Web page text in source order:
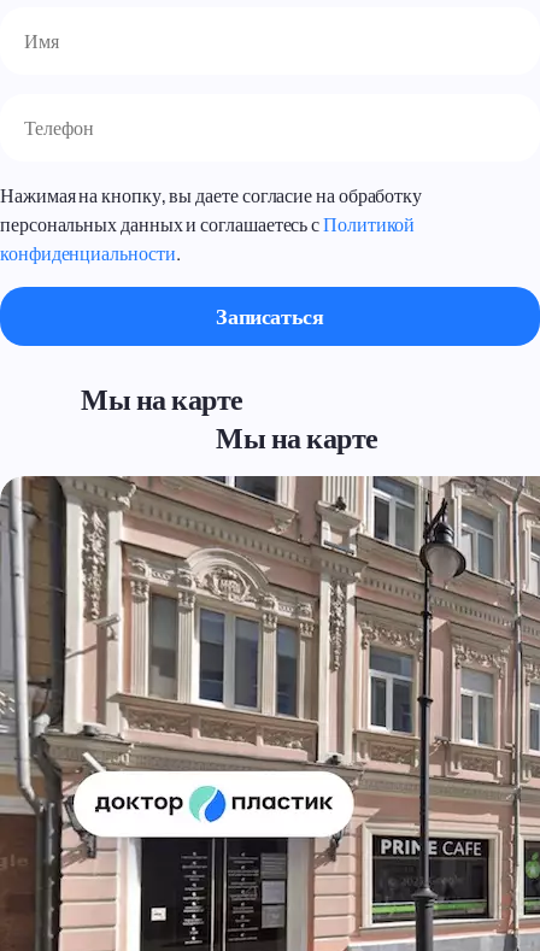
Нажимая на кнопку, вы даете согласие на обработку
персональных данных и соглашаетесь сПолитикой
конфиденциальности.
Мы на карте
Мы на карте